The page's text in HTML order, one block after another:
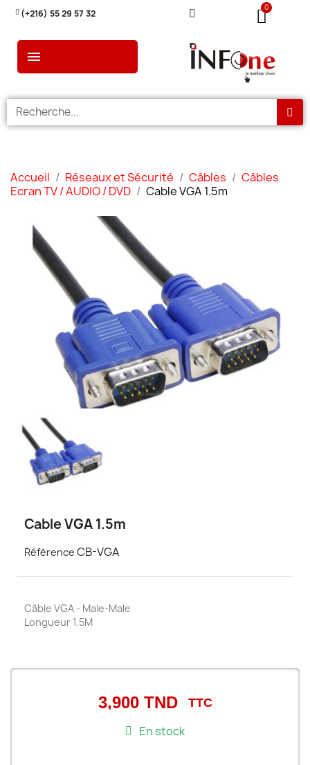
(+216) 55 29 57 32
Accueil Réseaux et Sécurité Câbles
Câbles
Ecran TV / AUDIO / DVD
Cable VGA 1.5m
Cable VGA 1.5m
Référence CB-VGA
Câble VGA - Male-Male
Longueur 1.5M
3,900 TND TTC
En stock